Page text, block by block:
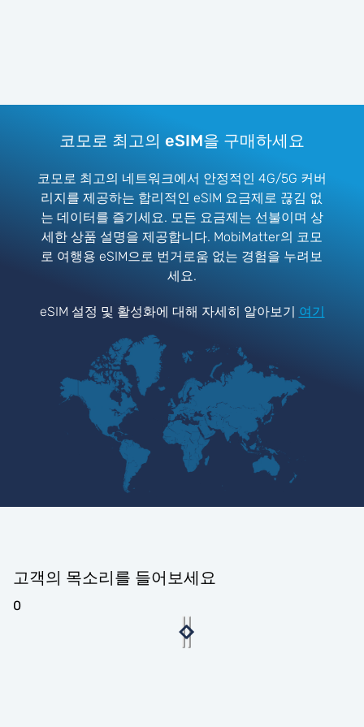
코모로 최고의 eSIM을 구매하세요
코모로 최고의 네트워크에서 안정적인 4G/5G 커버
리지를 제공하는 합리적인 eSIM 요금제로 끊김 없
는 데이터를 즐기세요. 모든 요금제는 선불이며 상
세한 상품 설명을 제공합니다. MobiMatter의 코모
로 여행용 eSIM으로 번거로움 없는 경험을 누려보
세요.
eSIM 설정 및 활성화에 대해 자세히 알아보기 여기
고객의 목소리를 들어보세요
0